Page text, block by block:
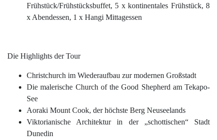
Frühstück/Frühstücksbuffet, 5 x kontinentales Frühstück, 8
x Abendessen, 1 x Hangi Mittagessen
Die Highlights der Tour
Christchurch im Wiederaufbau zur modernen Großstadt
Die malerische Church of the Good Shepherd am Tekapo-
See
Aoraki Mount Cook, der höchste Berg Neuseelands
Viktorianische Architektur in der „schottischen“ Stadt
Dunedin